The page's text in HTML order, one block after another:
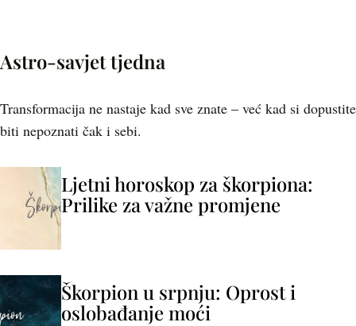
Astro-savjet tjedna
Transformacija ne nastaje kad sve znate – već kad si dopustite
biti nepoznati čak i sebi.
Ljetni horoskop za škorpiona:
Prilike za važne promjene
Škorpion u srpnju: Oprost i
oslobađanje moći